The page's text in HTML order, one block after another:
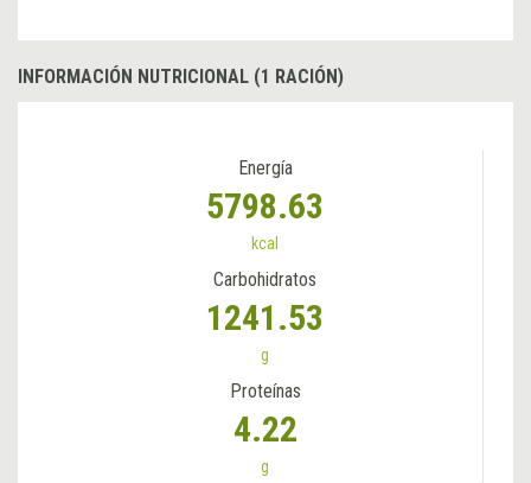
INFORMACIÓN NUTRICIONAL (1 RACIÓN)
Energía
5798.63
kcal
Carbohidratos
1241.53
g
Proteínas
4.22
g